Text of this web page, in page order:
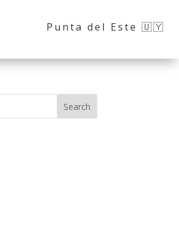
Punta del Este 🇺🇾
Search